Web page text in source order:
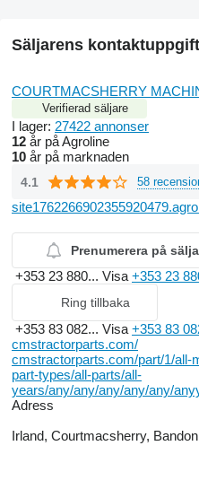
Säljarens
COURTMACSHERRY
Verifierad säljare
I lager: 27422 annonser
12 år på Agroline
10 år på marknaden
4.1 58
Prenumerera på
+353 23 880... Visa +353 23
Ring tillbaka
+353 83 082... Visa +353 83
cmstractorparts.com/
cmstractorparts.com/part/1/all-
part-types/all-parts/all-
years/any/any/any/any/any/
Adress
Irland, Courtmacsherry,